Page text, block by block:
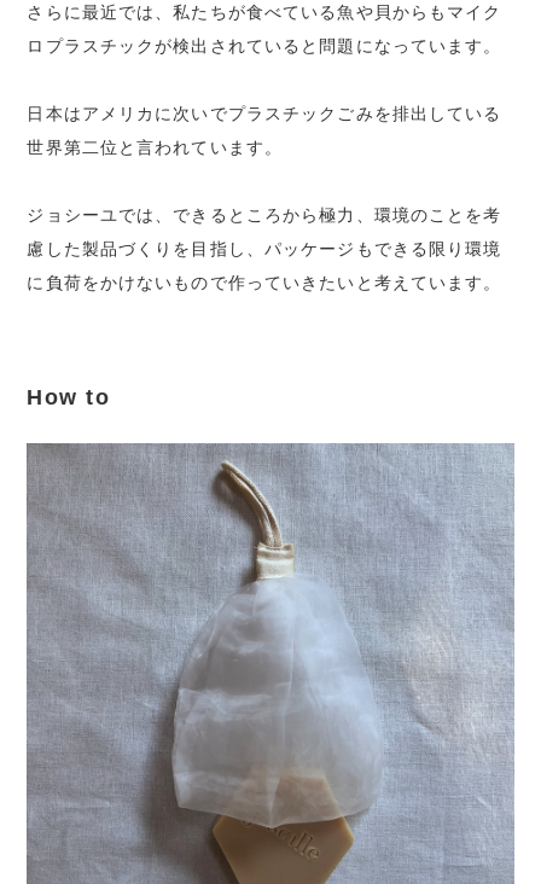
さらに最近では、私たちが食べている魚や貝からもマイク
ロプラスチックが検出されていると問題になっています。
日本はアメリカに次いでプラスチックごみを排出している
世界第二位と言われています。
ジョシーユでは、できるところから極力、環境のことを考
慮した製品づくりを目指し、パッケージもできる限り環境
に負荷をかけないもので作っていきたいと考えています。
How to